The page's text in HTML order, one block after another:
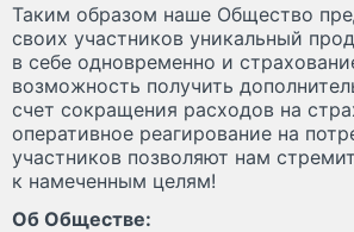
Таким образом наше Общество
своих участников уникальный
в себе одновременно и
возможность получить
счет сокращения расходов на
оперативное реагирование на
участников позволяют нам
к намеченным целям!
Об Обществе: